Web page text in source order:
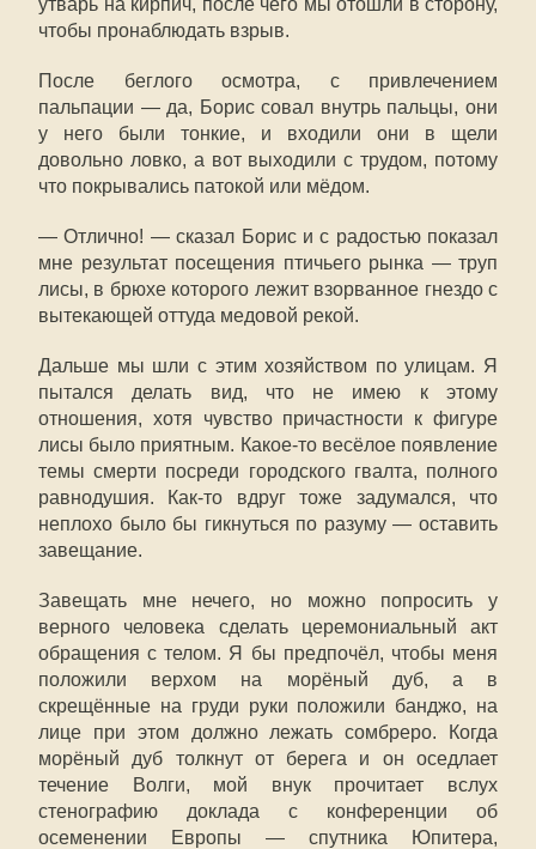
утварь на кирпич, после чего мы отошли в сторону,
чтобы пронаблюдать взрыв.
После беглого осмотра, с привлечением
пальпации — да, Борис совал внутрь пальцы, они
у него были тонкие, и входили они в щели
довольно ловко, а вот выходили с трудом, потому
что покрывались патокой или мёдом.
— Отлично! — сказал Борис и с радостью показал
мне результат посещения птичьего рынка — труп
лисы, в брюхе которого лежит взорванное гнездо с
вытекающей оттуда медовой рекой.
Дальше мы шли с этим хозяйством по улицам. Я
пытался делать вид, что не имею к этому
отношения, хотя чувство причастности к фигуре
лисы было приятным. Какое-то весёлое появление
темы смерти посреди городского гвалта, полного
равнодушия. Как-то вдруг тоже задумался, что
неплохо было бы гикнуться по разуму — оставить
завещание.
Завещать мне нечего, но можно попросить у
верного человека сделать церемониальный акт
обращения с телом. Я бы предпочёл, чтобы меня
положили верхом на морёный дуб, а в
скрещённые на груди руки положили банджо, на
лице при этом должно лежать сомбреро. Когда
морёный дуб толкнут от берега и он оседлает
течение Волги, мой внук прочитает вслух
стенографию доклада с конференции об
осеменении Европы — спутника Юпитера,